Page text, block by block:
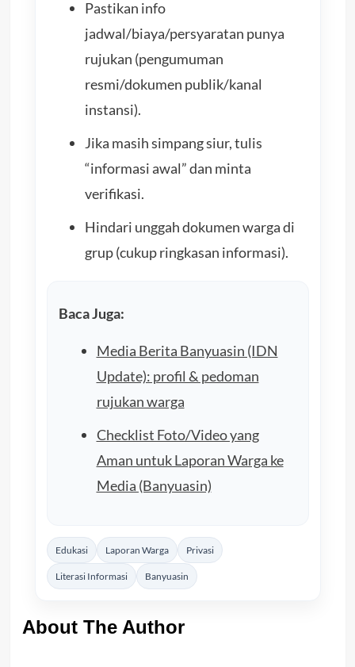
Pastikan info
jadwal/biaya/persyaratan punya
rujukan (pengumuman
resmi/dokumen publik/kanal
instansi).
Jika masih simpang siur, tulis
“informasi awal” dan minta
verifikasi.
Hindari unggah dokumen warga di
grup (cukup ringkasan informasi).
Baca Juga:
Media Berita Banyuasin (IDN
Update): profil & pedoman
rujukan warga
Checklist Foto/Video yang
Aman untuk Laporan Warga ke
Media (Banyuasin)
Edukasi Laporan Warga Privasi
Literasi Informasi Banyuasin
About The Author